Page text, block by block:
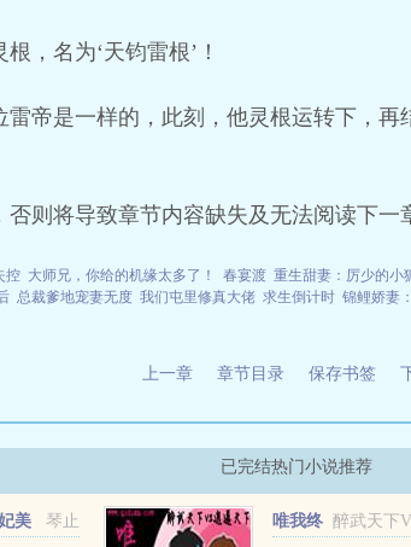
，名为‘天钧雷根’！
帝是一样的，此刻，他灵根运转下，
则将导致章节内容缺失及无法阅读下一
控 大师兄，你给的机缘太多了！ 春宴渡 重生甜妻：厉少的小
总裁爹地宠妻无度 我们屯里修真大佬 求生倒计时 锦鲤娇妻
上一章 章节目录 保存书签
已完结热门小说推荐
琴止
美
醉武天下
唯我终